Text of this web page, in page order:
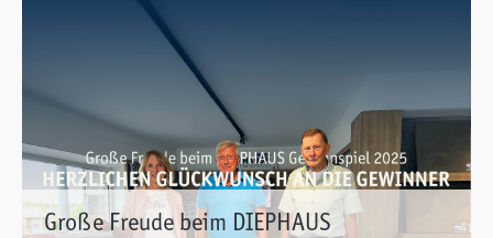
Große Freude beim DIEPHAUS